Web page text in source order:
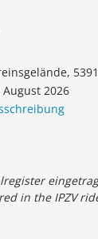
August 2026
in the IPZV